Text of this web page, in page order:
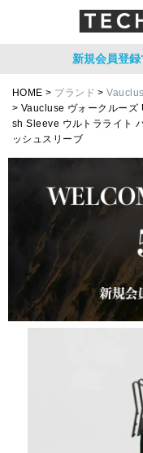
新規会員登
HOME ブランド
Vaucluse ヴォークルー
sh Sleeve ウルトラライト
ッシュスリーブ